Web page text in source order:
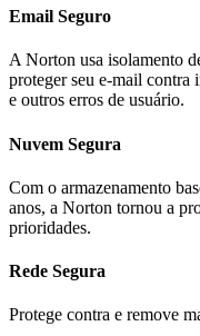
Email Seguro
A Norton usa isolamento
proteger seu e-mail contra
e outros erros de usuário.
Nuvem Segura
Com o armazenamento
anos, a Norton tornou a
prioridades.
Rede Segura
Protege contra e remove